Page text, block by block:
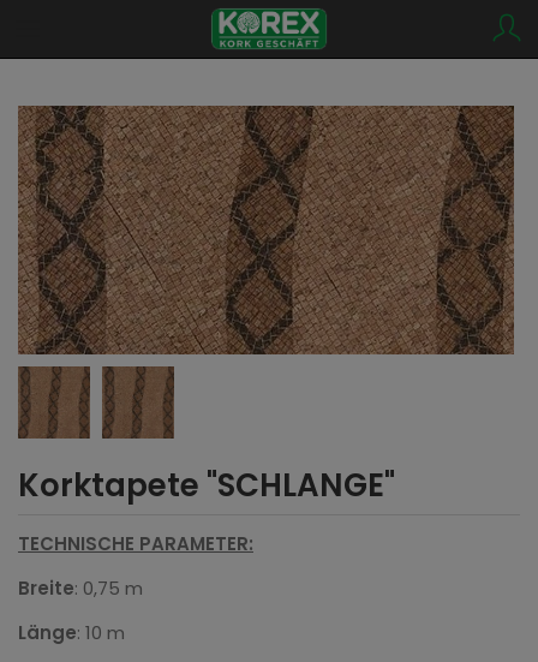
Korktapete "SCHLANGE"
TECHNISCHE PARAMETER:
Breite: 0,75 m
Länge: 10 m